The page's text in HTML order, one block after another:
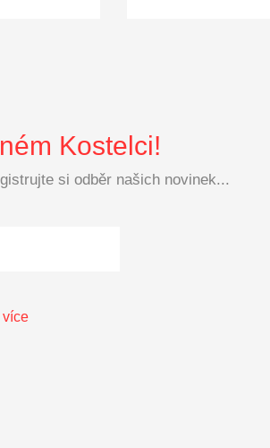
Kostelci!
si odběr našich novinek...
více